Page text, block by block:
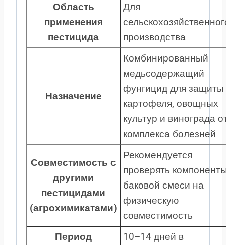
Область
применения
пестицида
Для
производства
Назначение
Комбинированный
медьсодержащий
фунгицид для защиты
картофеля, овощных
культур и винограда
комплекса болезней
Совместимость с
другими
пестицидами
(агрохимикатами)
Рекомендуется
проверять
баковой смеси на
физическую
совместимость
Период
10–14 дней в